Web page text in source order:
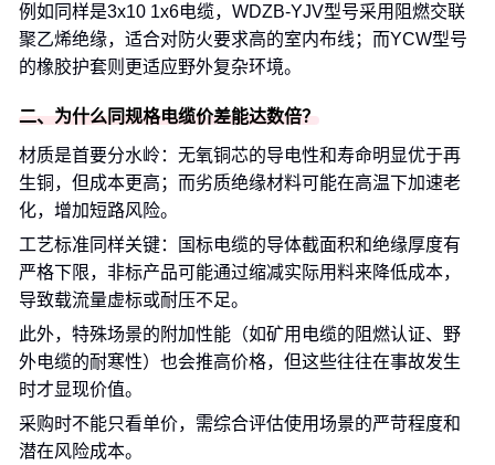
例如同样是3x10 1x6电缆，WDZB-YJV型号采用阻燃交联
聚乙烯绝缘，适合对防火要求高的室内布线；而YCW型号
的橡胶护套则更适应野外复杂环境。
二、为什么同规格电缆价差能达数倍？
材质是首要分水岭：无氧铜芯的导电性和寿命明显优于再
生铜，但成本更高；而劣质绝缘材料可能在高温下加速老
化，增加短路风险。
工艺标准同样关键：国标电缆的导体截面积和绝缘厚度有
严格下限，非标产品可能通过缩减实际用料来降低成本，
导致载流量虚标或耐压不足。
此外，特殊场景的附加性能（如矿用电缆的阻燃认证、野
外电缆的耐寒性）也会推高价格，但这些往往在事故发生
时才显现价值。
采购时不能只看单价，需综合评估使用场景的严苛程度和
潜在风险成本。